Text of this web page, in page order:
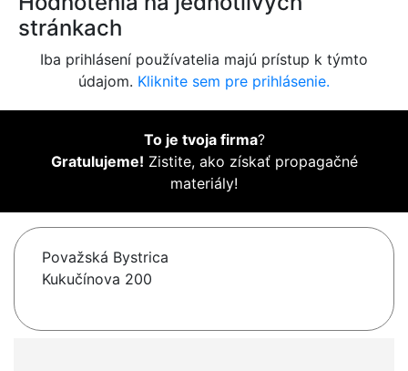
stránkach
Iba prihlásení používatelia majú prístup k týmto
údajom. Kliknite sem pre prihlásenie.
To je tvoja firma?
Gratulujeme! Zistite, ako získať propagačné
materiály!
Považská Bystrica
Kukučínova 200